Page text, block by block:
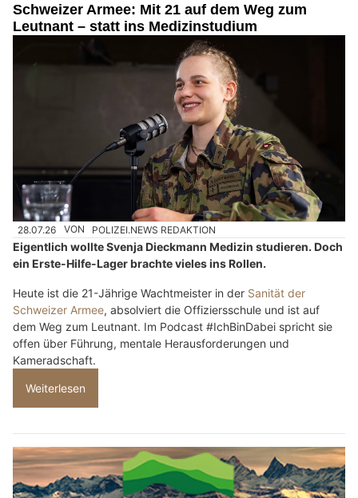
Schweizer Armee: Mit 21 auf dem Weg zum
Leutnant – statt ins Medizinstudium
28.07.26 VON POLIZEI.NEWS REDAKTION
Eigentlich wollte Svenja Dieckmann Medizin studieren. Doch
ein Erste-Hilfe-Lager brachte vieles ins Rollen.
Heute ist die 21-Jährige Wachtmeister in der Sanität der
Schweizer Armee, absolviert die Offiziersschule und ist auf
dem Weg zum Leutnant. Im Podcast #IchBinDabei spricht sie
offen über Führung, mentale Herausforderungen und
Kameradschaft.
Weiterlesen